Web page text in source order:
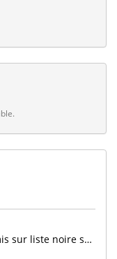
message vocal = numéro bloqué et mis sur liste noire sous deux heures. Numéro non bloqué et la liste noire n'existe pas ! Numéro 88800 surtaxé ?